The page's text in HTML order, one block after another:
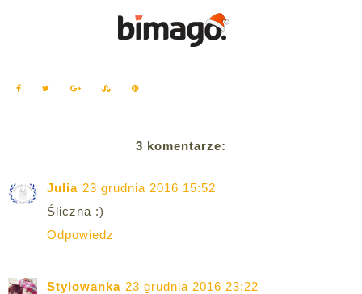
3 komentarze:
Julia 23 grudnia 2016 15:52
Śliczna :)
Odpowiedz
Stylowanka 23 grudnia 2016 23:22